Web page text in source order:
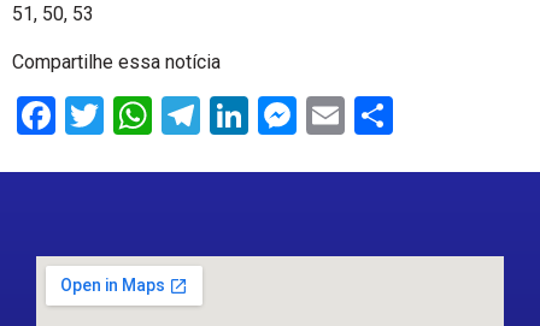
51, 50, 53
Compartilhe essa notícia
Facebook
Twitter
WhatsApp
Telegram
LinkedIn
Messenger
Email